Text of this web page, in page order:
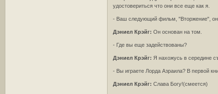
удостовериться что они все еще как я.
- Ваш следующий фильм, "Вторжение", он
Дэниел Крэйг: Он основан на том.
- Где вы еще задействованы?
Дэниел Крэйг: Я нахожусь в середине
- Вы играете Лорда Азраила? В первой
Дэниел Крэйг: Слава Богу!(смеется)